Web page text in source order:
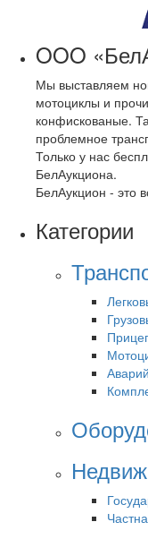
OOO
Мы выставляем
мотоциклы и
конфискованые.
проблемное
Только у нас
БелАукциона.
БелАукцион - это
Категории